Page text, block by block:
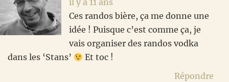
il y a 11 ans
Ces randos bière, ça me donne une
idée ! Puisque c’est comme ça, je
vais organiser des randos vodka
dans les ‘Stans’
Et toc !
Répondre